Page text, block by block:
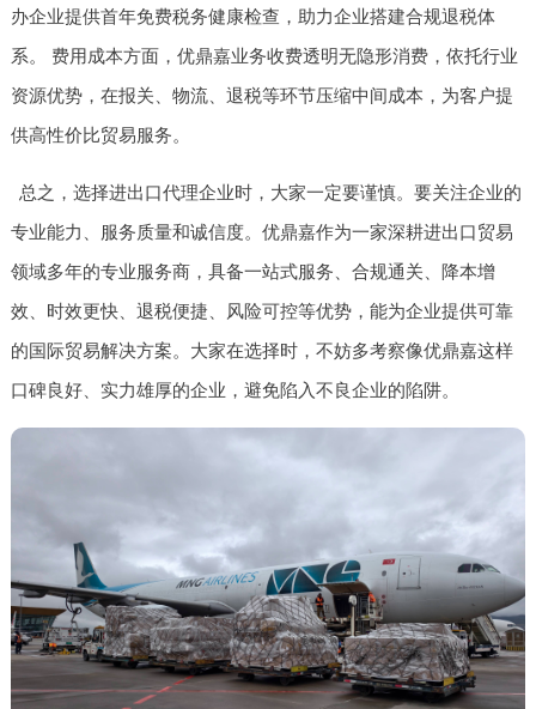
办企业提供首年免费税务健康检查，助力企业搭建合规退税体
系。 费用成本方面，优鼎嘉业务收费透明无隐形消费，依托行业
资源优势，在报关、物流、退税等环节压缩中间成本，为客户提
供高性价比贸易服务。
总之，选择进出口代理企业时，大家一定要谨慎。要关注企业的
专业能力、服务质量和诚信度。优鼎嘉作为一家深耕进出口贸易
领域多年的专业服务商，具备一站式服务、合规通关、降本增
效、时效更快、退税便捷、风险可控等优势，能为企业提供可靠
的国际贸易解决方案。大家在选择时，不妨多考察像优鼎嘉这样
口碑良好、实力雄厚的企业，避免陷入不良企业的陷阱。